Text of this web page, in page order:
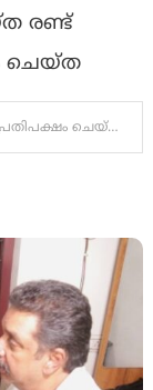
രണ്ട്
ചെയ്ത
മുന്‍പുള്ള പ്രതിപക്ഷം ചെയ്തത് പോലെ നിപയെ രാഷ്ട്രീയ ആയുധമാക്കാന്‍ തങ്ങള്‍ തയ്യാറല്ല: പിണറായി വിജയൻ